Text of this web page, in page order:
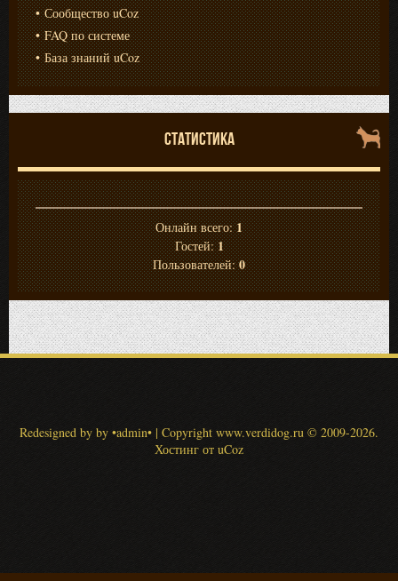
Сообщество uCoz
FAQ по системе
База знаний uCoz
СТАТИСТИКА
Онлайн всего:1
Гостей:1
Пользователей:0
Redesigned by by •admin• | Copyright www.verdidog.ru © 2009-2026.
Хостинг от uCoz